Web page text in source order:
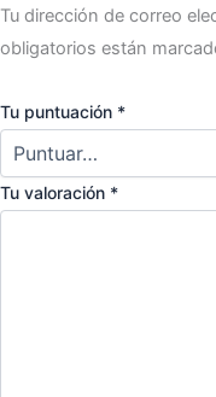
Tu dirección de correo
obligatorios están
Tu puntuación *
Tu valoración *